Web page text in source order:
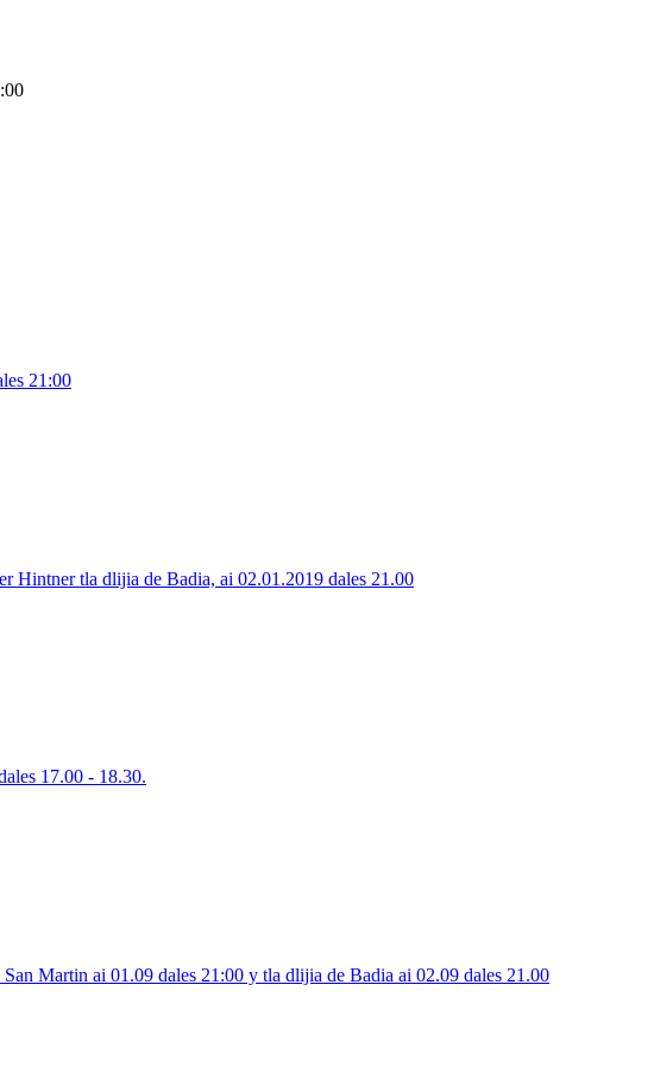
21:00
Hintner tla dlijia de Badia, ai 02.01.2019 dales 21.00
17.00 - 18.30.
Martin ai 01.09 dales 21:00 y tla dlijia de Badia ai 02.09 dales 21.00